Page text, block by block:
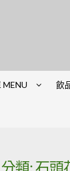
MENU 飲
分類:石頭